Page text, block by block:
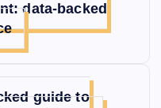
data-backed
guide to